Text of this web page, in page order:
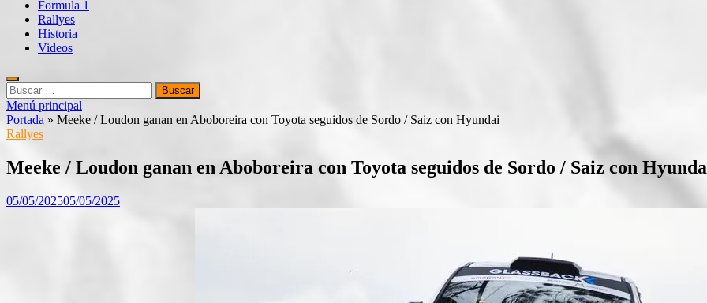
Formula 1
Rallyes
Historia
Videos
Buscar:
Menú principal
Portada » Meeke / Loudon ganan en Aboboreira con Toyota seguidos de Sordo / Saiz con Hyundai
Rallyes
Meeke / Loudon ganan en Aboboreira con Toyota seguidos de Sordo / Saiz con
05/05/202505/05/2025